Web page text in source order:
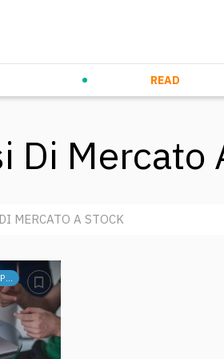
READ
Di Mercato
MERCATO A STOCK
STARTUP & ENTREPRENEURSHIP